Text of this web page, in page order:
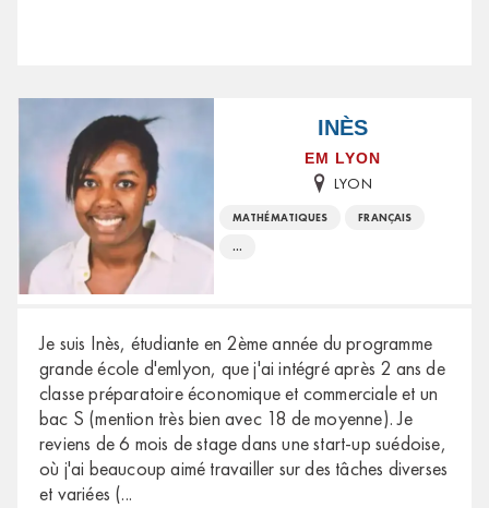
INÈS
EM LYON
LYON
MATHÉMATIQUES FRANÇAIS
...
Je suis Inès, étudiante en 2ème année du programme
grande école d'emlyon, que j'ai intégré après 2 ans de
classe préparatoire économique et commerciale et un
bac S (mention très bien avec 18 de moyenne). Je
reviens de 6 mois de stage dans une start-up suédoise,
où j'ai beaucoup aimé travailler sur des tâches diverses
et variées (...